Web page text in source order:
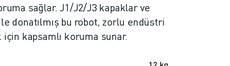
sağlar. J1/J2/J3 kapaklar ve
donatılmış bu robot, zorlu endüstri
için kapsamlı koruma sunar.